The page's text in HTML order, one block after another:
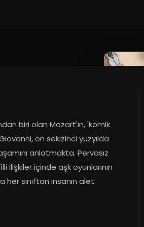
biri olan Mozart'ın, 'komik
on sekizinci yüzyılda
anlatmakta. Pervasız
ilişkiler içinde aşk oyunlarının
her sınıftan insanın alet